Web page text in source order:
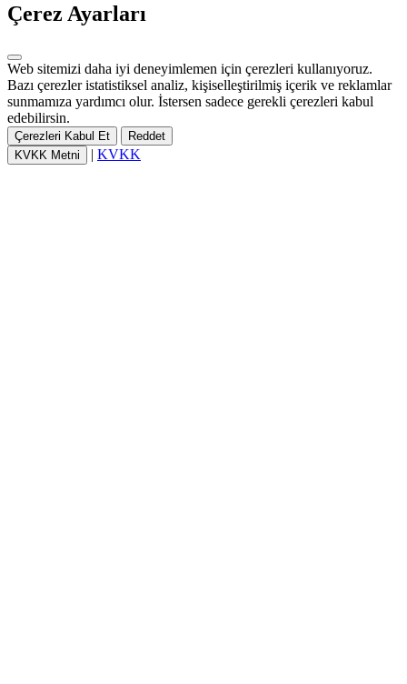
Çerez Ayarları
Web sitemizi daha iyi deneyimlemen için çerezleri kullanıyoruz.
Bazı çerezler istatistiksel analiz, kişiselleştirilmiş içerik ve reklamlar
sunmamıza yardımcı olur. İstersen sadece gerekli çerezleri kabul
edebilirsin.
Çerezleri Kabul Et
Reddet
KVKK Metni
| KVKK